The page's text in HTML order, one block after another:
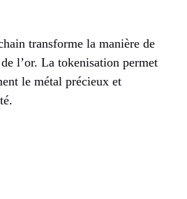
transforme la manière de
l’or. La tokenisation permet
le métal précieux et